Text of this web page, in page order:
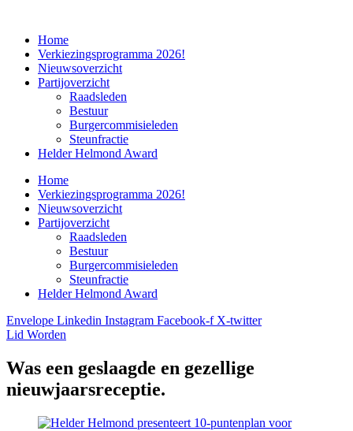
Home
Verkiezingsprogramma 2026!
Nieuwsoverzicht
Partijoverzicht
Raadsleden
Bestuur
Burgercommisieleden
Steunfractie
Helder Helmond Award
Home
Verkiezingsprogramma 2026!
Nieuwsoverzicht
Partijoverzicht
Raadsleden
Bestuur
Burgercommisieleden
Steunfractie
Helder Helmond Award
Envelope Linkedin Instagram Facebook-f X-twitter
Lid Worden
Was een geslaagde en gezellige
nieuwjaarsreceptie.